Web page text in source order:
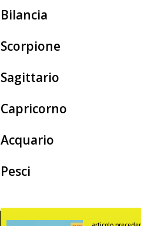
Bilancia
Scorpione
Sagittario
Capricorno
Acquario
Pesci